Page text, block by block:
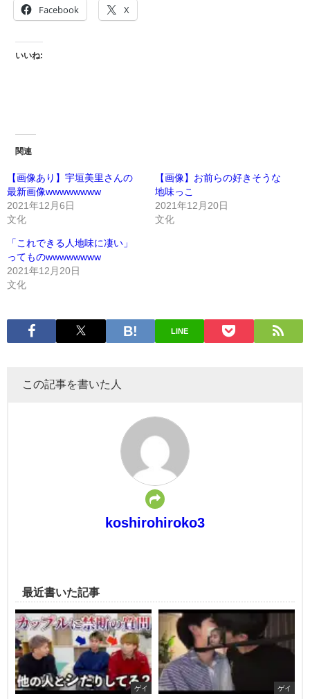
Facebook X
いいね:
関連
【画像あり】宇垣美里さんの
最新画像wwwwwwww
2021年12月6日
文化
【画像】お前らの好きそうな
地味っこ
2021年12月20日
文化
「これできる人地味に凄い」
ってものwwwwwwww
2021年12月20日
文化
LINE
この記事を書いた人
koshirohiroko3
最近書いた記事
ゲイ ゲイ